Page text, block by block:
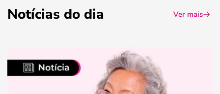
Notícias do dia Ver mais